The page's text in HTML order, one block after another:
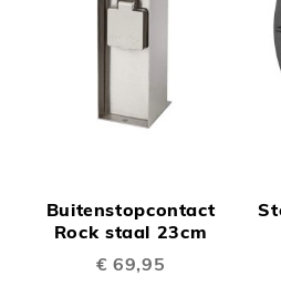
Buitenstopcontact
Rock staal 23cm
€ 69,95